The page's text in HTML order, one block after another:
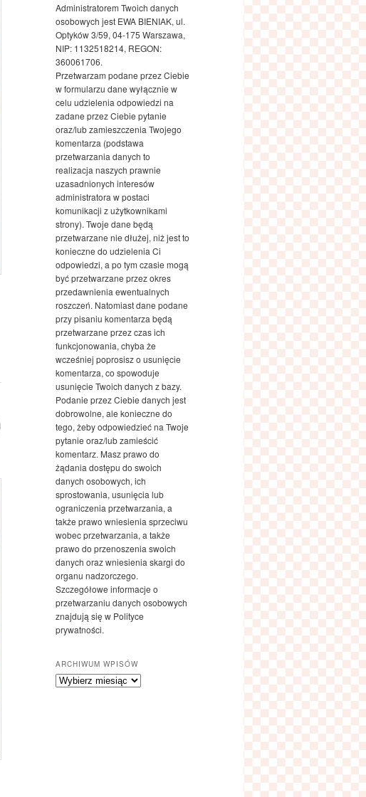
Administratorem Twoich danych
osobowych jest EWA BIENIAK, ul.
Optyków 3/59, 04-175 Warszawa,
NIP: 1132518214, REGON:
360061706.
Przetwarzam podane przez Ciebie
w formularzu dane wyłącznie w
celu udzielenia odpowiedzi na
zadane przez Ciebie pytanie
oraz/lub zamieszczenia Twojego
komentarza (podstawa
przetwarzania danych to
realizacja naszych prawnie
uzasadnionych interesów
administratora w postaci
komunikacji z użytkownikami
strony). Twoje dane będą
przetwarzane nie dłużej, niż jest to
konieczne do udzielenia Ci
odpowiedzi, a po tym czasie mogą
być przetwarzane przez okres
przedawnienia ewentualnych
roszczeń. Natomiast dane podane
przy pisaniu komentarza będą
przetwarzane przez czas ich
funkcjonowania, chyba że
wcześniej poprosisz o usunięcie
komentarza, co spowoduje
usunięcie Twoich danych z bazy.
Podanie przez Ciebie danych jest
dobrowolne, ale konieczne do
tego, żeby odpowiedzieć na Twoje
pytanie oraz/lub zamieścić
komentarz. Masz prawo do
żądania dostępu do swoich
danych osobowych, ich
sprostowania, usunięcia lub
ograniczenia przetwarzania, a
także prawo wniesienia sprzeciwu
wobec przetwarzania, a także
prawo do przenoszenia swoich
danych oraz wniesienia skargi do
organu nadzorczego.
Szczegółowe informacje o
przetwarzaniu danych osobowych
znajdują się w Polityce
prywatności.
ARCHIWUM WPISÓW
Archiwum